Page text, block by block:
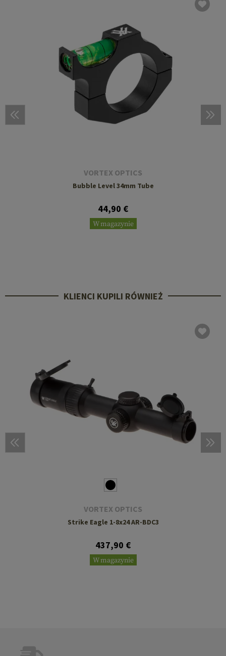
VORTEX OPTICS
Bubble Level 34mm Tube
44,90 €
W magazynie
KLIENCI KUPILI RÓWNIEŻ
VORTEX OPTICS
Strike Eagle 1-8x24 AR-BDC3
437,90 €
W magazynie